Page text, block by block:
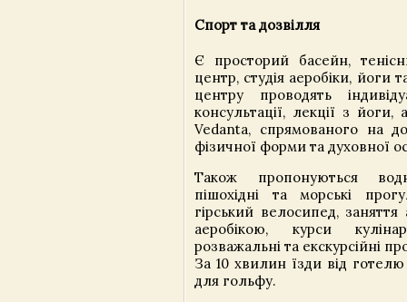
Спорт та дозвілля
Є просторий басейн,
центр, студія аеробіки, йоги
центру проводять
консультації, лекції з
Vedanta, спрямованого на
фізичної форми та духовної
Також пропонуються
пішохідні та морські
гірський велосипед,
аеробікою, курси
розважальні та екскурсійні
За 10 хвилин їзди від
для гольфу.